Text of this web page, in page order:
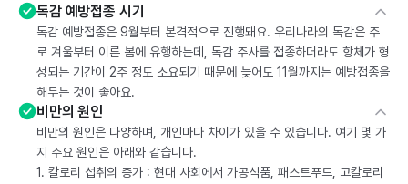
독감 예방접종 시기
독감 예방접종은 9월부터 본격적으로 진행돼요. 우리나라의 독감은 주
로 겨울부터 이른 봄에 유행하는데, 독감 주사를 접종하더라도 항체가 형
성되는 기간이 2주 정도 소요되기 때문에 늦어도 11월까지는 예방접종을
해두는 것이 좋아요.
비만의 원인
비만의 원인은 다양하며, 개인마다 차이가 있을 수 있습니다. 여기 몇 가
지 주요 원인은 아래와 같습니다.
1. 칼로리 섭취의 증가 : 현대 사회에서 가공식품, 패스트푸드, 고칼로리